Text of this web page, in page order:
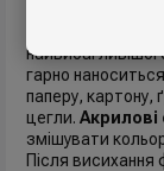
Матові,
різноманіття
гарно
паперу, картону,
цегли.
змішувати
Після